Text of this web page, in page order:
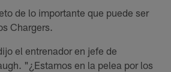
de lo importante que puede ser
Chargers.
el entrenador en jefe de
"¿Estamos en la pelea por los